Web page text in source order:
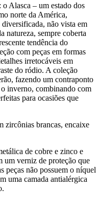
Alasca – um estado dos
norte da América,
diversificada, não vista em
natureza, sempre coberta
tendência do
com peças em formas
irretocáveis em
do ródio. A coleção
fazendo um contraponto
o inverno, combinando com
para ocasiões que
zircônias brancas, encaixe
de cobre e zinco e
um verniz de proteção que
peças não possuem o níquel
uma camada antialérgica